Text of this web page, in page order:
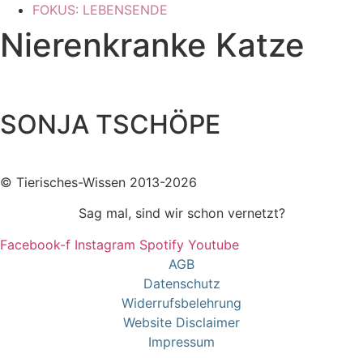
FOKUS: LEBENSENDE
Nierenkranke Katze
SONJA TSCHÖPE
© Tierisches-Wissen 2013-2026
Sag mal, sind wir schon vernetzt?
Facebook-f Instagram Spotify Youtube
AGB
Datenschutz
Widerrufsbelehrung
Website Disclaimer
Impressum